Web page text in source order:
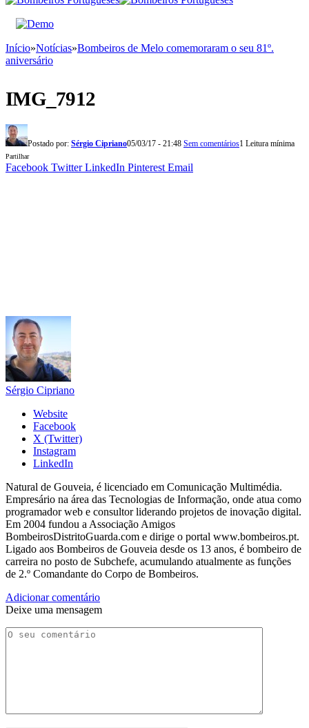
Início»Notícias»Bombeiros de Melo comemoraram o seu 81º.
aniversário
IMG_7912
Postado por: Sérgio Cipriano05/03/17 - 21:48 Sem comentários1 Leitura mínima
Partilhar
Facebook Twitter LinkedIn Pinterest Email
Sérgio Cipriano
Website
Facebook
X (Twitter)
Instagram
LinkedIn
Natural de Gouveia, é licenciado em Comunicação Multimédia.
Empresário na área das Tecnologias de Informação, onde atua como
programador web e consultor liderando projetos de inovação digital.
Em 2004 fundou a Associação Amigos
BombeirosDistritoGuarda.com e dirige o portal www.bombeiros.pt.
Ligado aos Bombeiros de Gouveia desde os 13 anos, é bombeiro de
carreira no posto de Subchefe, acumulando atualmente as funções
de 2.º Comandante do Corpo de Bombeiros.
Adicionar comentário
Deixe uma mensagem